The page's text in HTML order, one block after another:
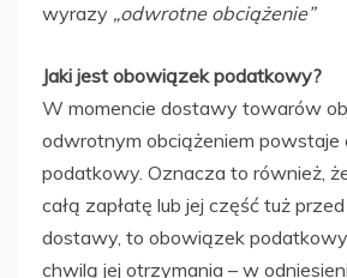
wyrazy „odwrotne obciążenie”
Jaki jest obowiązek podatkowy?
W momencie dostawy towarów
odwrotnym obciążeniem
podatkowy. Oznacza to również,
całą zapłatę lub jej część tuż
dostawy, to obowiązek
chwilą jej otrzymania – w